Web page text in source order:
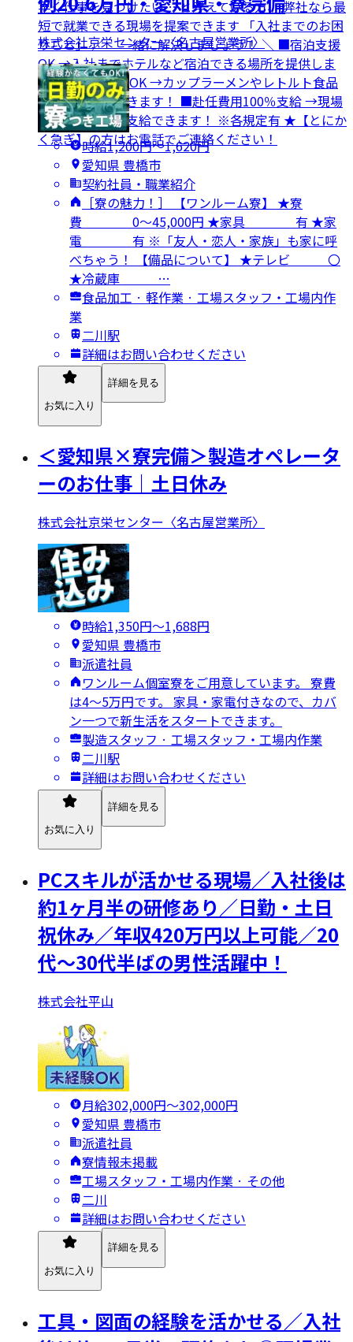
早く仕事を見つけたい… と考えている方、 弊社なら最
短で就業できる現場を提案できます 「入社までのお困
りごと」 ／ 一緒に解決しましょう！ ＼ ■宿泊支援
OK →入社までホテルなど宿泊できる場所を提供しま
す！ ■食料支援OK →カップラーメンやレトルト食品
などをお渡しできます！ ■赴任費用100％支給 →現場
までの移動費を支給できます！ ※各規定有 ★【とにか
く急ぎ】の方はお電話でご連絡ください！
株式会社京栄センター〈名古屋営業所〉
時給1,200円〜1,620円
愛知県 豊橋市
契約社員・職業紹介
［寮の魅力！］ 【ワンルーム寮】 ★寮
費 0～45,000円 ★家具 有 ★家
電 有 ※「友人・恋人・家族」も家に呼
べちゃう！ 【備品について】 ★テレビ 〇
★冷蔵庫 …
食品加工 · 軽作業 · 工場スタッフ・工場内作
業
二川駅
詳細はお問い合わせください
お気に入り
詳細を見る
＜愛知県×寮完備＞製造オペレータ
ーのお仕事｜土日休み
株式会社京栄センター〈名古屋営業所〉
時給1,350円〜1,688円
愛知県 豊橋市
派遣社員
ワンルーム個室寮をご用意しています。 寮費
は4～5万円です。 家具・家電付きなので、カバ
ン一つで新生活をスタートできます。
製造スタッフ · 工場スタッフ・工場内作業
二川駅
詳細はお問い合わせください
お気に入り
詳細を見る
PCスキルが活かせる現場／入社後は
約1ヶ月半の研修あり／日勤・土日
祝休み／年収420万円以上可能／20
代～30代半ばの男性活躍中！
株式会社平山
月給302,000円〜302,000円
愛知県 豊橋市
派遣社員
寮情報未掲載
工場スタッフ・工場内作業 · その他
二川
詳細はお問い合わせください
お気に入り
詳細を見る
工具・図面の経験を活かせる／入社